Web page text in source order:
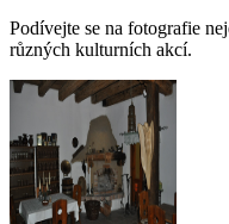
Podívejte se na fotografie
různých kulturních akcí.